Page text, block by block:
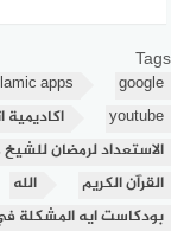
Tags
google
apps
youtube
اكاديمية
الاستعداد لرمضان
القرآن الكريم
الله
بودكاست ايه المشكلة